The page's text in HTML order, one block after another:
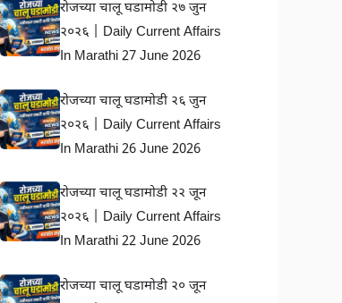
रोजच्या चालू घडामोडी २७ जुन
२०२६ | Daily Current Affairs
In Marathi 27 June 2026
रोजच्या चालू घडामोडी २६ जुन
२०२६ | Daily Current Affairs
In Marathi 26 June 2026
रोजच्या चालू घडामोडी २२ जून
२०२६ | Daily Current Affairs
In Marathi 22 June 2026
रोजच्या चालू घडामोडी २० जून